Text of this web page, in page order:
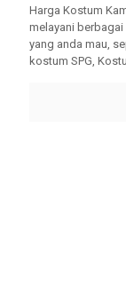
Harga Kostum
melayani
yang anda mau,
kostum SPG,